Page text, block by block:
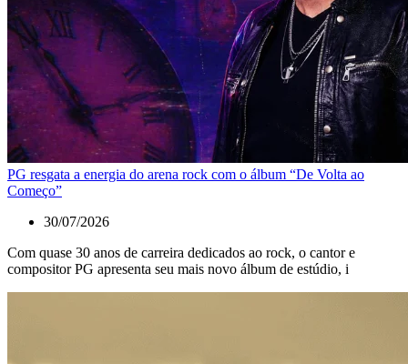
PG resgata a energia do arena rock com o álbum “De Volta ao
Começo”
30/07/2026
Com quase 30 anos de carreira dedicados ao rock, o cantor e
compositor PG apresenta seu mais novo álbum de estúdio, i